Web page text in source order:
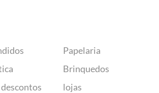
Papelaria
Brinquedos
lojas